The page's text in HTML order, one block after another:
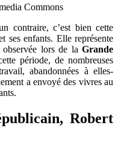
Commons
contraire, c’est bien cette
ses enfants. Elle représente
lors de la Grande
période, de nombreuses
abandonnées à elles-
a envoyé des vivres au
Robert